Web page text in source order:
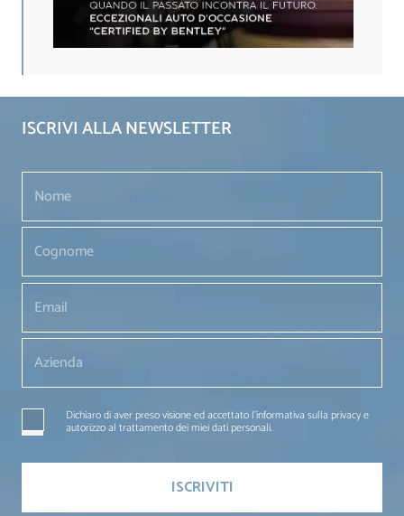
ISCRIVI ALLA NEWSLETTER
Dichiaro di aver preso visione ed accettato l'informativa sulla privacy e
autorizzo al trattamento dei miei dati personali.